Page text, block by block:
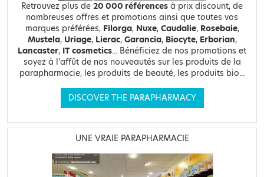
Retrouvez plus de 20 000 références à prix discount, de
nombreuses offres et promotions ainsi que toutes vos
marques préférées, Filorga, Nuxe, Caudalie, Rosebaie,
Mustela, Uriage, Lierac, Garancia, Biocyte, Erborian,
Lancaster, IT cosmetics... Bénéficiez de nos promotions et
soyez à l'affût de nos nouveautés sur les produits de la
parapharmacie, les produits de beauté, les produits bio...
DISCOVER THE PARAPHARMACY
UNE VRAIE PARAPHARMACIE